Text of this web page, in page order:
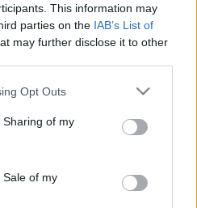
This information may
parties on the IAB’s List of
may further disclose it to other
app uses one or more Google
behaviour. You may click to
and its third-party tags to
purposes in below Google
Opt Outs
of my
of my